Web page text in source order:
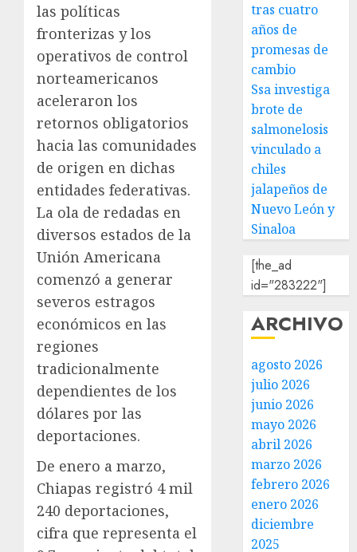
las políticas
fronterizas y los
operativos de control
norteamericanos
aceleraron los
retornos obligatorios
hacia las comunidades
de origen en dichas
entidades federativas.
La ola de redadas en
diversos estados de la
Unión Americana
comenzó a generar
severos estragos
económicos en las
regiones
tradicionalmente
dependientes de los
dólares por las
deportaciones.
De enero a marzo,
Chiapas registró 4 mil
240 deportaciones,
cifra que representa el
tras cuatro
años de
promesas de
cambio
Ssa investiga
brote de
salmonelosis
vinculado a
chiles
jalapeños de
Nuevo León y
Sinaloa
[the_ad
id="283222"]
ARCHIVO
agosto 2026
julio 2026
junio 2026
mayo 2026
abril 2026
marzo 2026
febrero 2026
enero 2026
diciembre
2025